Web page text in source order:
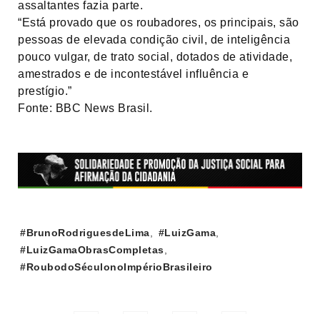
assaltantes fazia parte.
“Está provado que os roubadores, os principais, são
pessoas de elevada condição civil, de inteligência
pouco vulgar, de trato social, dotados de atividade,
amestrados e de incontestável influência e
prestígio.”
Fonte: BBC News Brasil.
Tags:
#BrunoRodriguesdeLima #LuizGama
#LuizGamaObrasCompletas
#RoubodoSéculonoImpérioBrasileiro